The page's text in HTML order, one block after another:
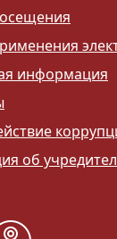
информация
об